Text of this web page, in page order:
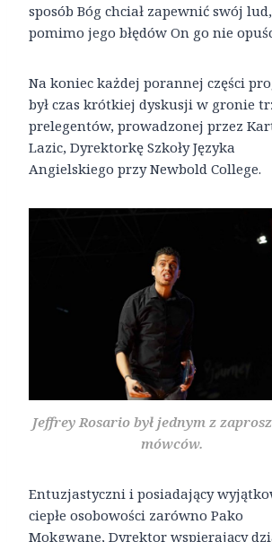
sposób Bóg chciał zapewnić swój
pomimo jego błędów On go nie
Na koniec każdej porannej części
był czas krótkiej dyskusji w gronie
prelegentów, prowadzonej przez
Lazic, Dyrektorkę Szkoły Języka
Angielskiego przy Newbold College.
Jeffrey Rosario był jednym z
mówców.
Entuzjastyczni i posiadający
ciepłe osobowości zarówno Pako
Mokgwane, Dyrektor wspierający